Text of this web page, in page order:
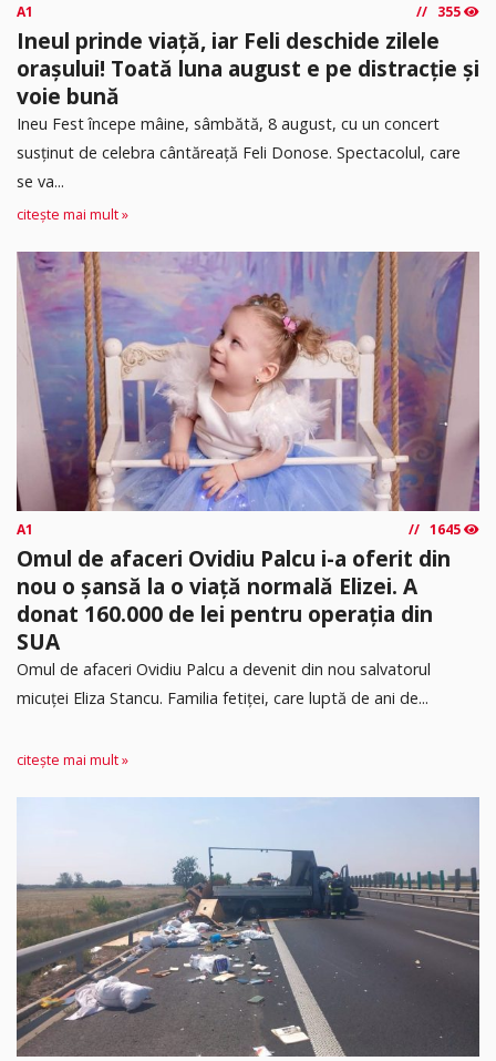
A1 355
Ineul prinde viață, iar Feli deschide zilele
orașului! Toată luna august e pe distracție și
voie bună
Ineu Fest începe mâine, sâmbătă, 8 august, cu un concert
susținut de celebra cântăreață Feli Donose. Spectacolul, care
se va...
citește mai mult »
A1 1645
Omul de afaceri Ovidiu Palcu i-a oferit din
nou o șansă la o viață normală Elizei. A
donat 160.000 de lei pentru operația din
SUA
Omul de afaceri Ovidiu Palcu a devenit din nou salvatorul
micuței Eliza Stancu. Familia fetiței, care luptă de ani de...
citește mai mult »